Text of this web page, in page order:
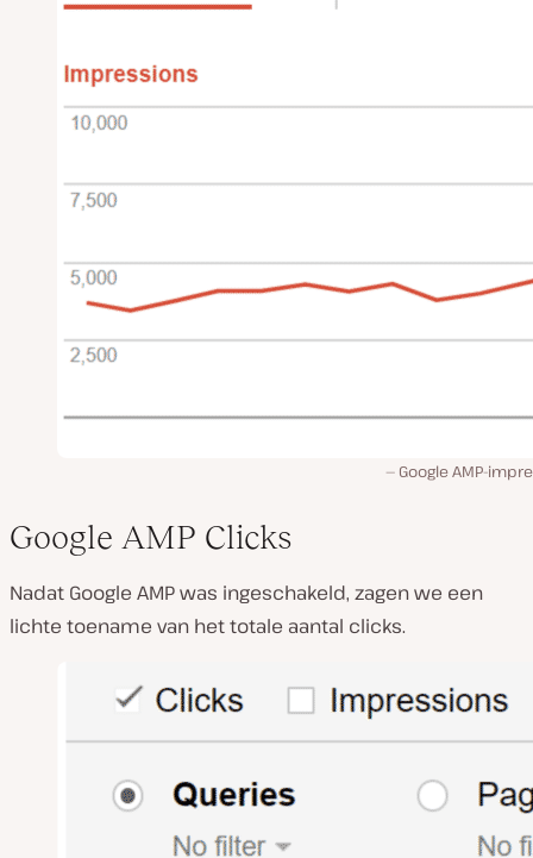
Google AMP-
Google AMP Clicks
Nadat Google AMP was ingeschakeld, zagen we een
lichte toename van het totale aantal clicks.